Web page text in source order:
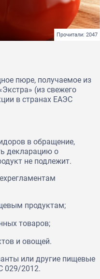
Прочитали: 2047
пюре, получаемое из
(из свежего
в странах ЕАЭС
в обращение,
декларацию о
не подлежит.
продуктам;
товаров;
и овощей.
или другие пищевые
029/2012.